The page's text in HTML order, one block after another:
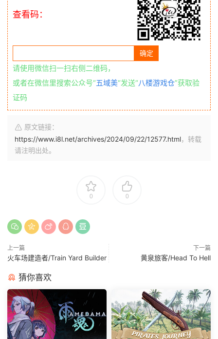
查看码：
请使用微信扫一扫右侧二维码，
或者在微信里搜索公众号“五域美“发送“八楼游戏仓”获取验
证码
原文链接：
https://www.i8l.net/archives/2024/09/22/12577.html，转载
请注明出处。
0 0
上一篇
火车场建造者/Train Yard Builder
下一篇
黄泉旅客/Head To Hell
猜你喜欢